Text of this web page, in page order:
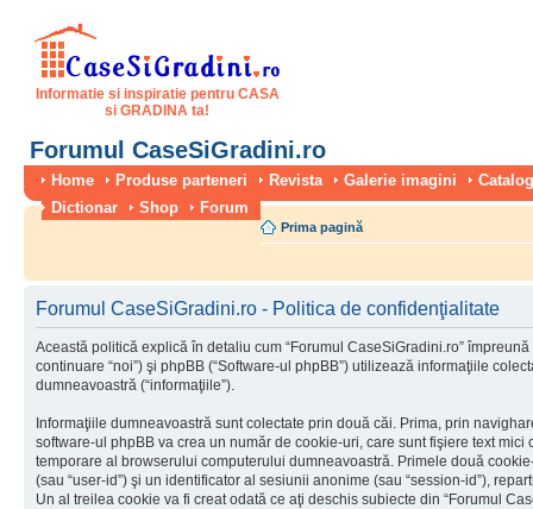
Informatie si inspiratie pentru CASA
si GRADINA ta!
Forumul CaseSiGradini.ro
Home Produse parteneri Revista Galerie imagini
Dictionar
Shop Forum
Prima pagină
Forumul CaseSiGradini.ro - Politica de confidenţialitate
Această politică explică în detaliu cum “Forumul CaseSiGradini.ro”
continuare “noi”) şi phpBB (“Software-ul phpBB”) utilizează informaţiile
dumneavoastră (“informaţiile”).
Informaţiile dumneavoastră sunt colectate prin două căi. Prima, prin
software-ul phpBB va crea un număr de cookie-uri, care sunt fişiere text mici
temporare al browserului computerului dumneavoastră. Primele două
(sau “user-id”) şi un identificator al sesiunii anonime (sau “session-id”),
Un al treilea cookie va fi creat odată ce aţi deschis subiecte din “Forumul